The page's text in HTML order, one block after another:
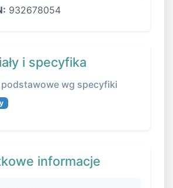
932678054
i specyfika
podstawowe wg specyfiki
informacje